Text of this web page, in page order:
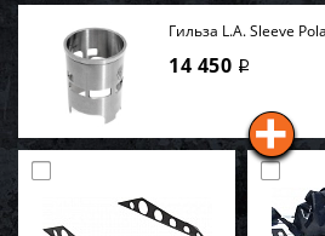
Гильза L.A. Sleeve
14 450 i